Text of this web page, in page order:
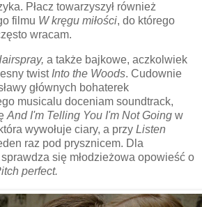
Płacz towarzyszył również
filmu W kręgu miłości, do którego
wracam.
a także bajkowe, aczkolwiek
twist Into the Woods. Cudownie
głównych bohaterek
musicalu doceniam soundtrack,
And I'm Telling You I'm Not Going w
wywołuje ciary, a przy Listen
raz pod prysznicem. Dla
się młodzieżowa opowieść o
perfect.